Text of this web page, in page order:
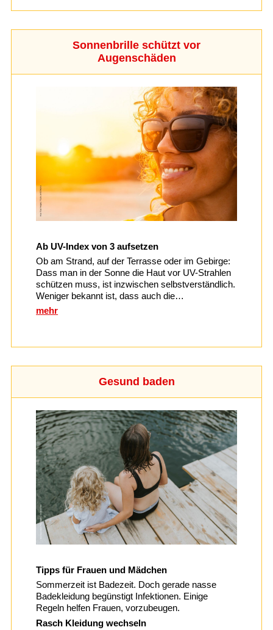
Sonnenbrille schützt vor
Augenschäden
Ab UV-Index von 3 aufsetzen
Ob am Strand, auf der Terrasse oder im Gebirge:
Dass man in der Sonne die Haut vor UV-Strahlen
schützen muss, ist inzwischen selbstverständlich.
Weniger bekannt ist, dass auch die…
mehr
Gesund baden
Tipps für Frauen und Mädchen
Sommerzeit ist Badezeit. Doch gerade nasse
Badekleidung begünstigt Infektionen. Einige
Regeln helfen Frauen, vorzubeugen.
Rasch Kleidung wechseln